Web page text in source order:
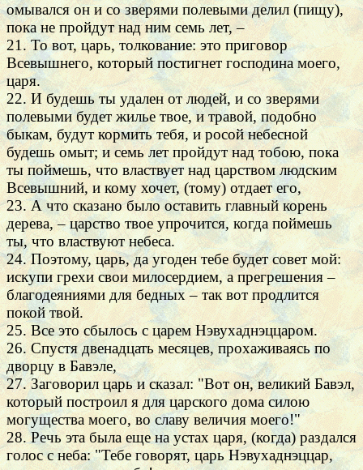
омывался он и со зверями полевыми делил (пищу),
пока не пройдут над ним семь лет, –
21. То вот, царь, толкование: это приговор
Всевышнего, который постигнет господина моего,
царя.
22. И будешь ты удален от людей, и со зверями
полевыми будет жилье твое, и травой, подобно
быкам, будут кормить тебя, и росой небесной
будешь омыт; и семь лет пройдут над тобою, пока
ты поймешь, что властвует над царством людским
Всевышний, и кому хочет, (тому) отдает его,
23. А что сказано было оставить главный корень
дерева, – царство твое упрочится, когда поймешь
ты, что властвуют небеса.
24. Поэтому, царь, да угоден тебе будет совет мой:
искупи грехи свои милосердием, а прегрешения –
благодеяниями для бедных – так вот продлится
покой твой.
25. Все это сбылось с царем Нэвухаднэццаром.
26. Спустя двенадцать месяцев, прохаживаясь по
дворцу в Бавэле,
27. Заговорил царь и сказал: "Вот он, великий Бавэл,
который построил я для царского дома силою
могущества моего, во славу величия моего!"
28. Речь эта была еще на устах царя, (когда) раздался
голос с неба: "Тебе говорят, царь Нэвухаднэццар,